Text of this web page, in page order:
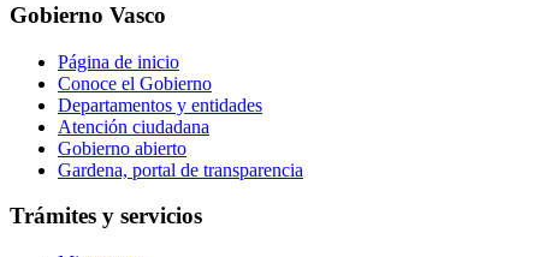
Gobierno Vasco
Página de inicio
Conoce el Gobierno
Departamentos y entidades
Atención ciudadana
Gobierno abierto
Gardena, portal de transparencia
Trámites y servicios